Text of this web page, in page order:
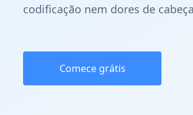
codificação nem dores de
Comece grátis